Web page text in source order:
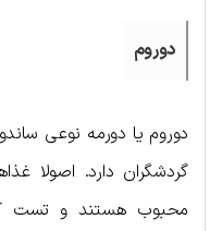
دوروم
دوروم یا دورمه نوعی
گردشگران دارد. اصولا
محبوب هستند و تست